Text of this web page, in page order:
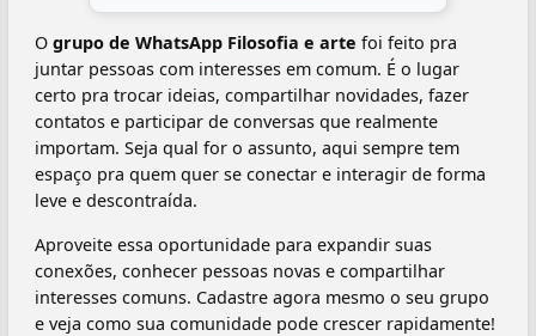
O grupo de WhatsApp Filosofia e arte foi feito pra
juntar pessoas com interesses em comum. É o lugar
certo pra trocar ideias, compartilhar novidades, fazer
contatos e participar de conversas que realmente
importam. Seja qual for o assunto, aqui sempre tem
espaço pra quem quer se conectar e interagir de forma
leve e descontraída.
Aproveite essa oportunidade para expandir suas
conexões, conhecer pessoas novas e compartilhar
interesses comuns. Cadastre agora mesmo o seu grupo
e veja como sua comunidade pode crescer rapidamente!